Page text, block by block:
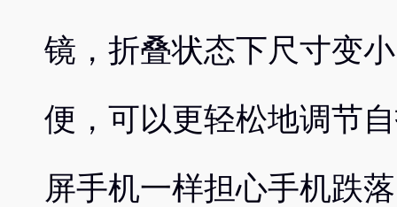
镜，折叠状态下尺寸变
便，可以更轻松地调节
屏手机一样担心手机跌